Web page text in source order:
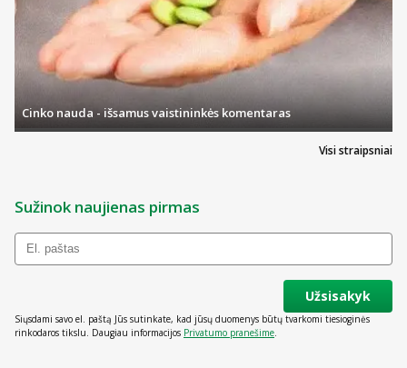
Visi straipsniai
Cinko nauda - išsamus vaistininkės komentaras
Sužinok naujienas pirmas
Užsisakyk
Siųsdami savo el. paštą Jūs sutinkate, kad jūsų duomenys būtų tvarkomi tiesioginės
rinkodaros tikslu. Daugiau informacijos Privatumo pranešime.